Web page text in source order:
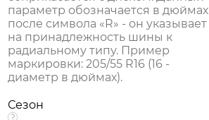
параметр обозначается в дюймах
после символа «R» - он указывает
на принадлежность шины к
радиальному типу. Пример
маркировки: 205/55 R16 (16 -
диаметр в дюймах).
Сезон